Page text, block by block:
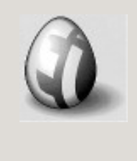
springen